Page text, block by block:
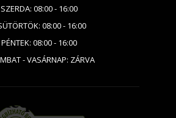
SZERDA: 08:00 - 16:00
08:00 - 16:00
PÉNTEK: 08:00 - 16:00
- VASÁRNAP: ZÁRVA